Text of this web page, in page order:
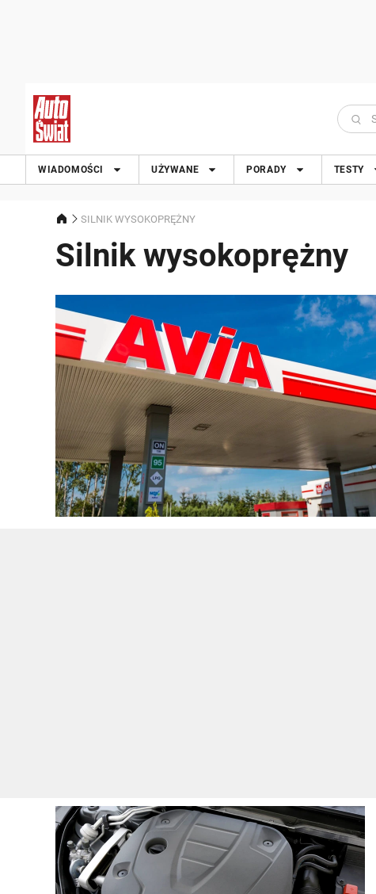
WIADOMOŚCI UŻYWANE PORADY TESTY
SILNIK WYSOKOPRĘŻNY
Silnik wysokoprężny